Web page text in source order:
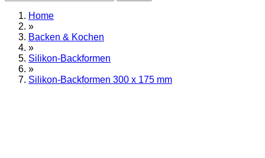
Home
»
Backen & Kochen
»
Silikon-Backformen
»
Silikon-Backformen 300 x 175 mm